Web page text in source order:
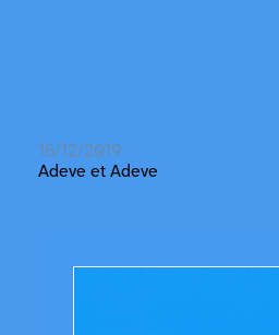
16/12/2019
Adeve et Adeve